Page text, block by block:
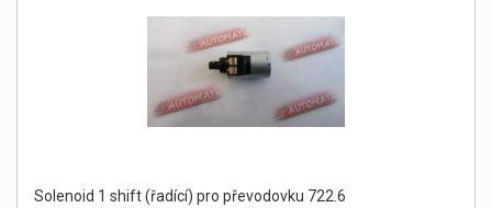
Solenoid 1 shift (řadící) pro převodovku 722.6